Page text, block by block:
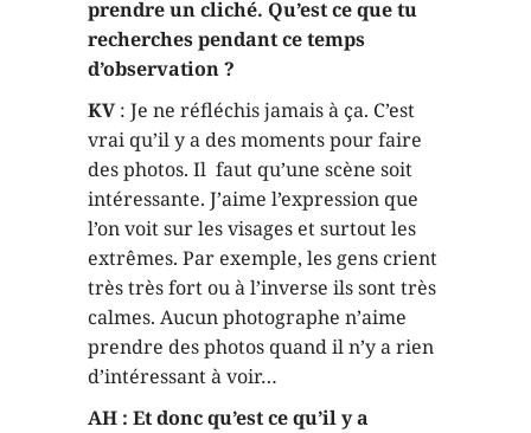
prendre un cliché. Qu’est ce que tu
recherches pendant ce temps
d’observation ?
KV : Je ne réfléchis jamais à ça. C’est
vrai qu’il y a des moments pour faire
des photos. Il faut qu’une scène soit
intéressante. J’aime l’expression que
l’on voit sur les visages et surtout les
extrêmes. Par exemple, les gens crient
très très fort ou à l’inverse ils sont très
calmes. Aucun photographe n’aime
prendre des photos quand il n’y a rien
d’intéressant à voir…
AH : Et donc qu’est ce qu’il y a